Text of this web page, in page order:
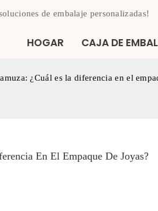
de embalaje personalizadas!
HOGAR CAJA DE
¿Cuál es la diferencia en el
En El Empaque De Joyas?